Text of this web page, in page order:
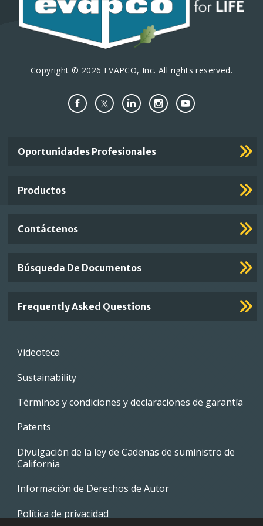
Copyright © 2026 EVAPCO, Inc. All rights reserved.
Important
Footer
Oportunidades Profesionales
Productos
Contáctenos
Búsqueda De Documentos
Frequently Asked Questions
Footer
Videoteca
Sustainability
Términos y condiciones y declaraciones de garantía
Patents
Divulgación de la ley de Cadenas de suministro de
California
Información de Derechos de Autor
Política de privacidad